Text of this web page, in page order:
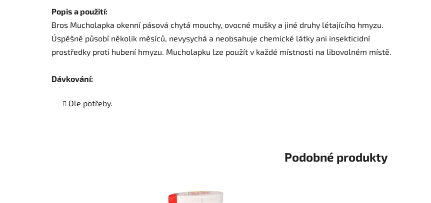
Popis a použití:
Bros Mucholapka okenní pásová chytá mouchy, ovocné mušky a jiné druhy létajícího hmyzu.
Úspěšně působí několik měsíců, nevysychá a neobsahuje chemické látky ani insekticidní
prostředky proti hubení hmyzu. Mucholapku lze použít v každé místnosti na libovolném místě.
Dávkování:
Dle potřeby.
Podobné produkty